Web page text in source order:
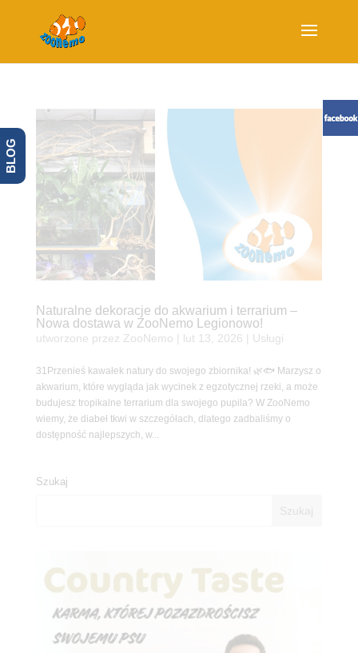
Naturalne dekoracje do akwarium i terrarium –
Nowa dostawa w ZooNemo Legionowo!
utworzone przez ZooNemo lut 13, 2026 Usługi
31Przenieś kawałek natury do swojego zbiornika! 🌿🐟 Marzysz o
akwarium, które wygląda jak wycinek z egzotycznej rzeki, a może
budujesz tropikalne terrarium dla swojego pupila? W ZooNemo
wiemy, że diabeł tkwi w szczegółach, dlatego zadbaliśmy o
dostępność najlepszych, w...
Szukaj
BLOG